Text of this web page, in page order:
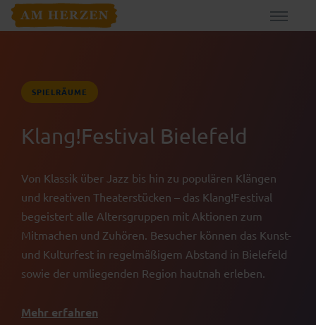
SPIELRÄUME
Klang!Festival Bielefeld
Von Klassik über Jazz bis hin zu populären Klängen
und kreativen Theaterstücken – das Klang!Festival
begeistert alle Altersgruppen mit Aktionen zum
Mitmachen und Zuhören. Besucher können das Kunst-
und Kulturfest in regelmäßigem Abstand in Bielefeld
sowie der umliegenden Region hautnah erleben.
Mehr erfahren